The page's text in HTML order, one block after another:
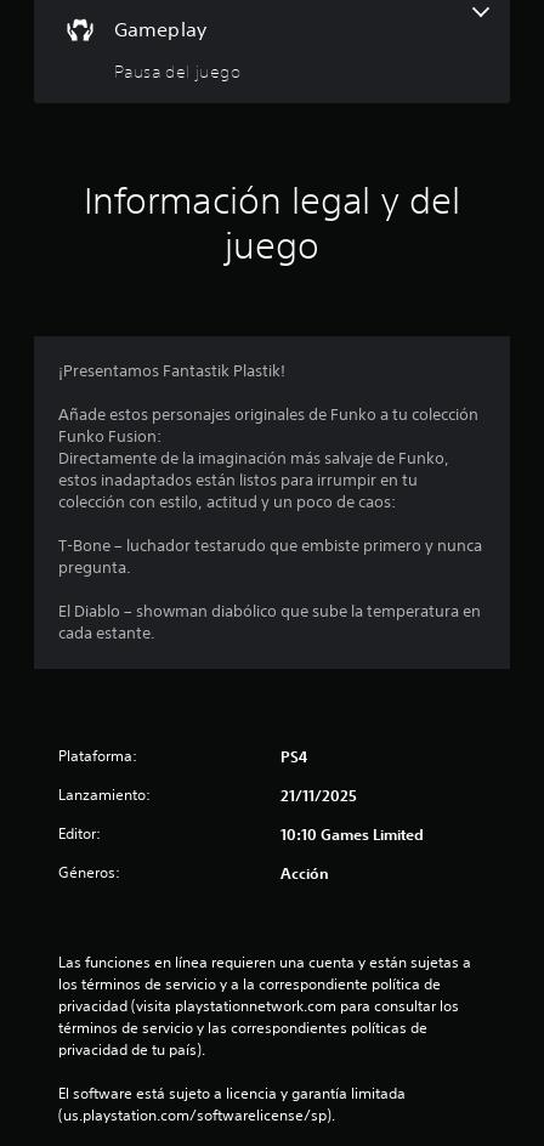
Gameplay
Pausa del juego
Información legal y del
juego
¡Presentamos Fantastik Plastik!
Añade estos personajes originales de Funko a tu colección
Funko Fusion:
Directamente de la imaginación más salvaje de Funko,
estos inadaptados están listos para irrumpir en tu
colección con estilo, actitud y un poco de caos:
T-Bone – luchador testarudo que embiste primero y nunca
pregunta.
El Diablo – showman diabólico que sube la temperatura en
cada estante.
Plataforma: PS4
Lanzamiento: 21/11/2025
Editor: 10:10 Games Limited
Géneros: Acción
Las funciones en línea requieren una cuenta y están sujetas a
los términos de servicio y a la correspondiente política de
privacidad (visita playstationnetwork.com para consultar los
términos de servicio y las correspondientes políticas de
privacidad de tu país).
El software está sujeto a licencia y garantía limitada
(us.playstation.com/softwarelicense/sp).